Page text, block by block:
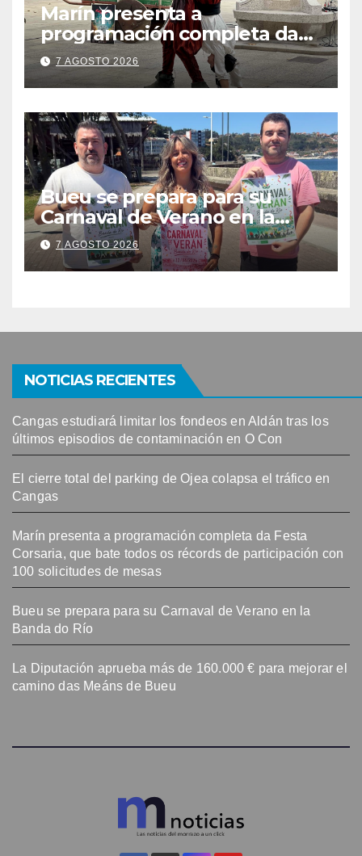
Marín presenta a
programación completa da
Festa Corsaria, que bate
todos os récords de
participación con 100
solicitudes de mesas
7 AGOSTO 2026
Bueu se prepara para su
Carnaval de Verano en la
Banda do Río
7 AGOSTO 2026
NOTICIAS RECIENTES
Cangas estudiará limitar los fondeos en Aldán tras los
últimos episodios de contaminación en O Con
El cierre total del parking de Ojea colapsa el tráfico en
Cangas
Marín presenta a programación completa da Festa
Corsaria, que bate todos os récords de participación con
100 solicitudes de mesas
Bueu se prepara para su Carnaval de Verano en la
Banda do Río
La Diputación aprueba más de 160.000 € para mejorar el
camino das Meáns de Bueu